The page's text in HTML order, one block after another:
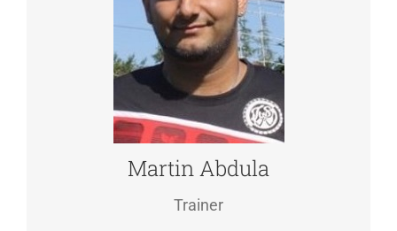
Martin Abdula
Trainer
Handy 0163/8356583